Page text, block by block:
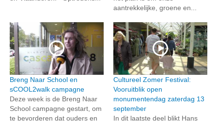
aantrekkelijke, groene en...
Breng Naar School en
sCOOL2walk campagne
Deze week is de Breng Naar
School campagne gestart, om
te bevorderen dat ouders en
Cultureel Zomer Festival:
Vooruitblik open
monumentendag zaterdag 13
september
In dit laatste deel blikt Hans